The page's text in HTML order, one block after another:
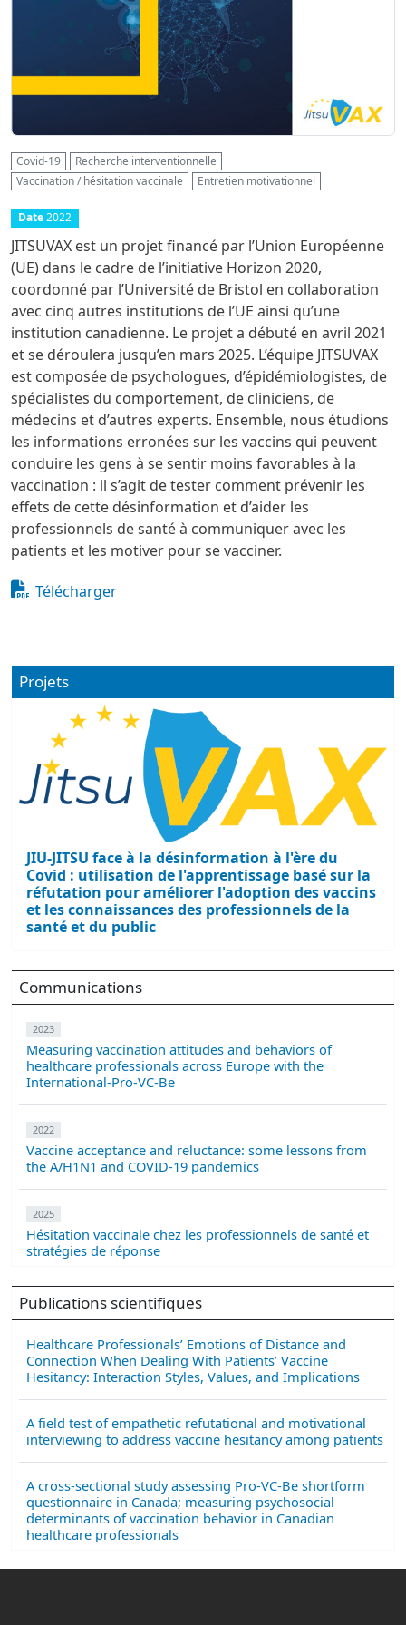
Covid-19
Recherche interventionnelle
Vaccination / hésitation vaccinale
Entretien motivationnel
Date2022
JITSUVAX est un projet financé par l’Union Européenne
(UE) dans le cadre de l’initiative Horizon 2020,
coordonné par l’Université de Bristol en collaboration
avec cinq autres institutions de l’UE ainsi qu’une
institution canadienne. Le projet a débuté en avril 2021
et se déroulera jusqu’en mars 2025. L’équipe JITSUVAX
est composée de psychologues, d’épidémiologistes, de
spécialistes du comportement, de cliniciens, de
médecins et d’autres experts. Ensemble, nous étudions
les informations erronées sur les vaccins qui peuvent
conduire les gens à se sentir moins favorables à la
vaccination : il s’agit de tester comment prévenir les
effets de cette désinformation et d’aider les
professionnels de santé à communiquer avec les
patients et les motiver pour se vacciner.
Document
Télécharger
Projets
JIU-JITSU face à la désinformation à l'ère du
Covid : utilisation de l'apprentissage basé sur la
réfutation pour améliorer l'adoption des vaccins
et les connaissances des professionnels de la
santé et du public
Communications
2023
Measuring vaccination attitudes and behaviors of
healthcare professionals across Europe with the
International-Pro-VC-Be
2022
Vaccine acceptance and reluctance: some lessons from
the A/H1N1 and COVID-19 pandemics
2025
Hésitation vaccinale chez les professionnels de santé et
stratégies de réponse
Publications scientifiques
Healthcare Professionals’ Emotions of Distance and
Connection When Dealing With Patients’ Vaccine
Hesitancy: Interaction Styles, Values, and Implications
A field test of empathetic refutational and motivational
interviewing to address vaccine hesitancy among patients
A cross-sectional study assessing Pro-VC-Be shortform
questionnaire in Canada; measuring psychosocial
determinants of vaccination behavior in Canadian
healthcare professionals